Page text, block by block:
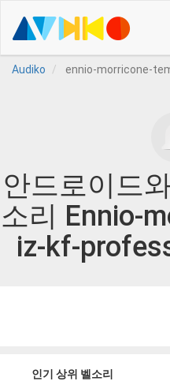
Audiko
ennio-morricone-
안드로이드
소리 Ennio-
iz-kf-
인기 상위 벨소리